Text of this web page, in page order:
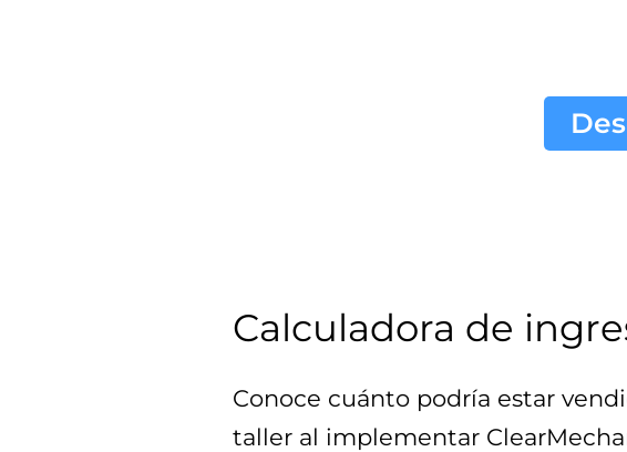
Calculadora de
Conoce cuánto podría estar
taller al implementar